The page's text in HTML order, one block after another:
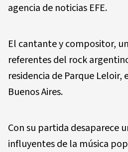
agencia de noticias EFE.
El cantante y compositor,
referentes del rock
residencia de Parque Leloir,
Buenos Aires.
Con su partida desaparece
influyentes de la música